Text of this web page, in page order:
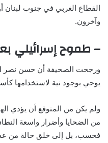
القطاع الغربي في جنوب لبنان
وآخرون.
– طموح إسرائيلي
ورجحت الصحيفة أن حسن نصر
يوحي بوجود نية لاستخدامها
ولم يكن من المتوقع أن يؤدي
من الضحايا وأضرار واسعة
فحسب، بل إلى خلق حالة من